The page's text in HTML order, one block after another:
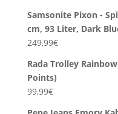
Samsonite Pixon -
cm, 93 Liter, Dark
249,99€
Rada Trolley
Points)
99,99€